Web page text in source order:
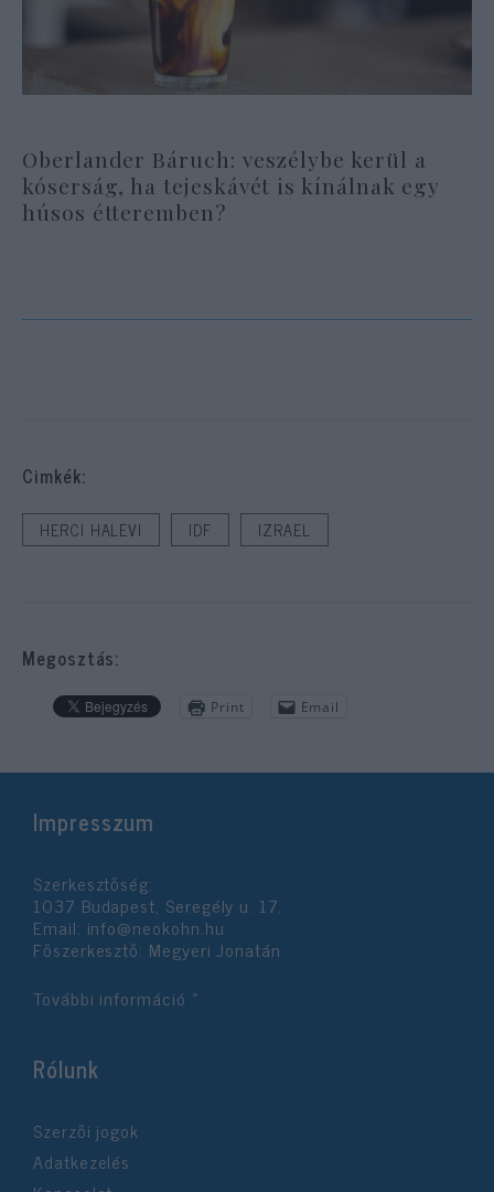
Oberlander Báruch: veszélybe kerül a
kóserság, ha tejeskávét is kínálnak egy
húsos étteremben?
Cimkék:
HERCI HALEVI IDF IZRAEL
Megosztás:
Print Email
Impresszum
Szerkesztőség:
1037 Budapest, Seregély u. 17.
Email: info@neokohn.hu
Főszerkesztő: Megyeri Jonatán
További információ »
Rólunk
Szerzői jogok
Adatkezelés